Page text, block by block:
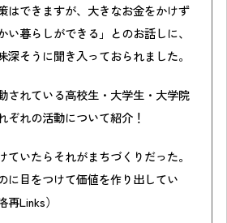
はできますが、大きなお金をかけず
い暮らしができる」とのお話しに、
そうに聞き入っておられました。
されている高校生・大学生・大学院
ぞれの活動について紹介！
ていたらそれがまちづくりだった。
に目をつけて価値を作り出してい
Links）